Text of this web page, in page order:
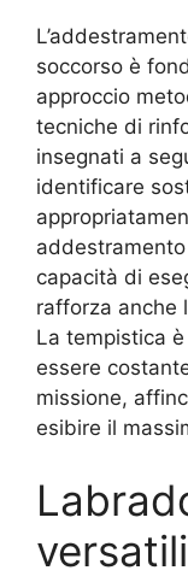
soccorso è
approccio
tecniche di
insegnati a
identificare
capacità di
rafforza anche
La tempistica è
essere
missione,
esibire il